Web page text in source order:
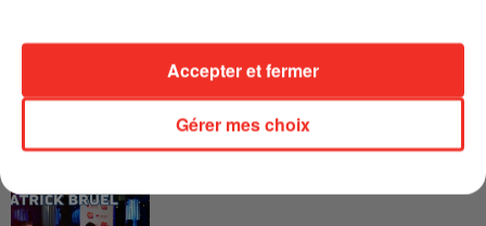
"JE SUIS À DISPOSITION DES
ENFOIRÉS"
Gérer mes choix
Accepter et fermer